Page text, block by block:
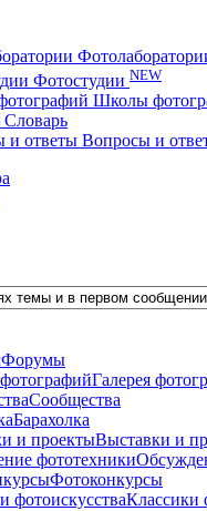
Фотостудии NEW
Школы
Словарь
Вопросы и
Форумы
Галерея
Сообщества
Барахолка
Выставки и
Фотоконкурсы
Классики